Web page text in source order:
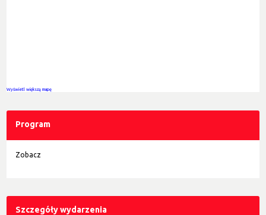
Wyświetl większą mapę
Program
Zobacz
Szczegóły wydarzenia